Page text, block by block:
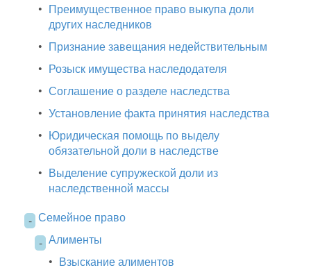
• Преимущественное право выкупа доли
других наследников
• Признание завещания недействительным
• Розыск имущества наследодателя
• Соглашение о разделе наследства
• Установление факта принятия наследства
• Юридическая помощь по выделу
обязательной доли в наследстве
• Выделение супружеской доли из
наследственной массы
- Семейное право
- Алименты
• Взыскание алиментов